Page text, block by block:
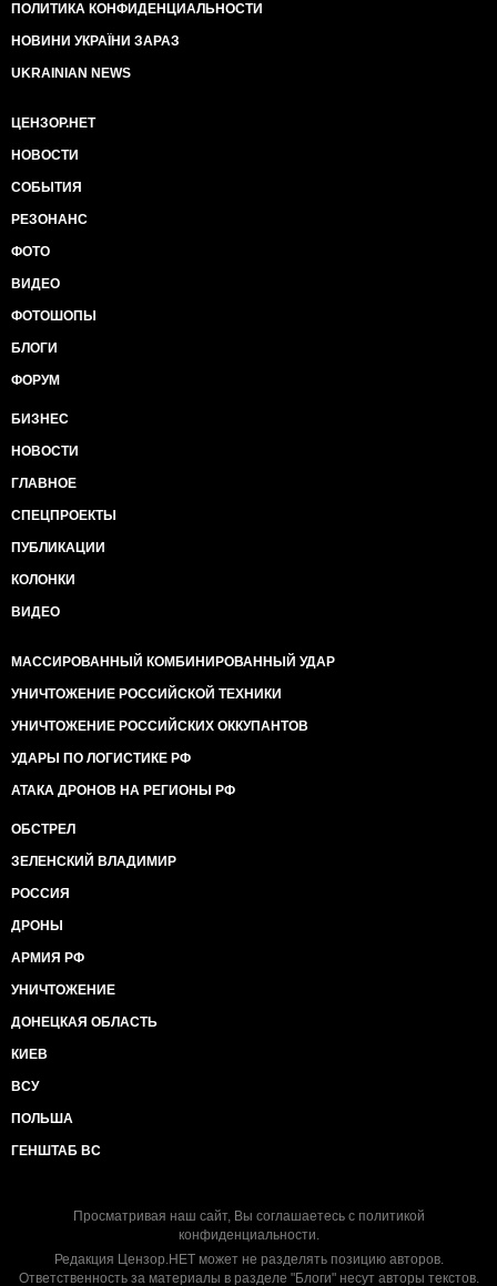
ПОЛИТИКА КОНФИДЕНЦИАЛЬНОСТИ
НОВИНИ УКРАЇНИ ЗАРАЗ
UKRAINIAN NEWS
ЦЕНЗОР.НЕТ
НОВОСТИ
СОБЫТИЯ
РЕЗОНАНС
ФОТО
ВИДЕО
ФОТОШОПЫ
БЛОГИ
ФОРУМ
БИЗНЕС
НОВОСТИ
ГЛАВНОЕ
СПЕЦПРОЕКТЫ
ПУБЛИКАЦИИ
КОЛОНКИ
ВИДЕО
МАССИРОВАННЫЙ КОМБИНИРОВАННЫЙ УДАР
УНИЧТОЖЕНИЕ РОССИЙСКОЙ ТЕХНИКИ
УНИЧТОЖЕНИЕ РОССИЙСКИХ ОККУПАНТОВ
УДАРЫ ПО ЛОГИСТИКЕ РФ
АТАКА ДРОНОВ НА РЕГИОНЫ РФ
ОБСТРЕЛ
ЗЕЛЕНСКИЙ ВЛАДИМИР
РОССИЯ
ДРОНЫ
АРМИЯ РФ
УНИЧТОЖЕНИЕ
ДОНЕЦКАЯ ОБЛАСТЬ
КИЕВ
ВСУ
ПОЛЬША
ГЕНШТАБ ВС
Просматривая наш сайт, Вы соглашаетесь с политикой
конфиденциальности.
Редакция Цензор.НЕТ может не разделять позицию авторов.
Ответственность за материалы в разделе "Блоги" несут авторы текстов.